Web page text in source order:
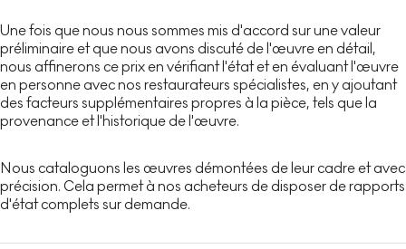
Une fois que nous nous sommes mis d'accord sur une valeur
préliminaire et que nous avons discuté de l'œuvre en détail,
nous affinerons ce prix en vérifiant l'état et en évaluant l'œuvre
en personne avec nos restaurateurs spécialistes, en y ajoutant
des facteurs supplémentaires propres à la pièce, tels que la
provenance et l'historique de l'œuvre.
Nous cataloguons les œuvres démontées de leur cadre et avec
précision. Cela permet à nos acheteurs de disposer de rapports
d'état complets sur demande.